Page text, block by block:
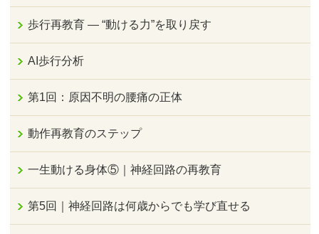
歩行再教育 ― “動ける力”を取り戻す
AI歩行分析
第1回：原因不明の腰痛の正体
動作再教育のステップ
一生動ける身体⑤｜神経回路の再教育
第5回｜神経回路は何歳からでも学び直せる